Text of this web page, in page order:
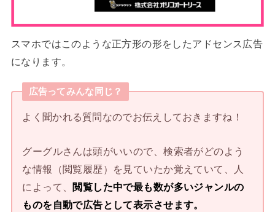
スマホではこのような正方形の形をしたアドセンス広告
になります。
広告ってみんな同じ？
よく聞かれる質問なのでお伝えしておきますね！
グーグルさんは頭がいいので、検索者がどのよう
な情報（閲覧履歴）を見ていたか覚えていて、人
によって、 閲覧した中で最も数が多いジャンルの
ものを自動で広告として表示させます。